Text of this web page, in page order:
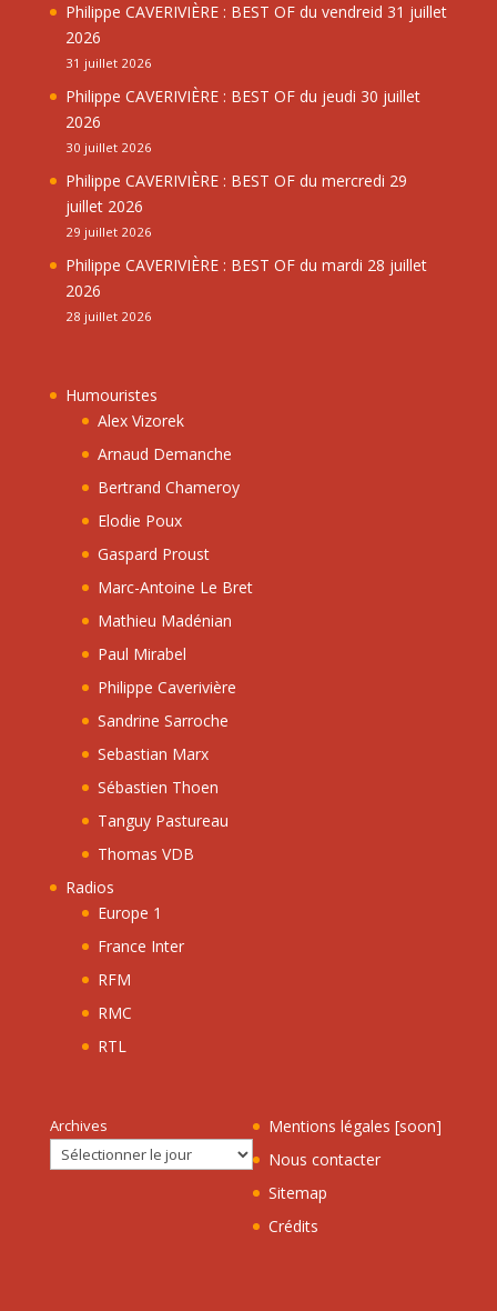
Philippe CAVERIVIÈRE : BEST OF du vendreid 31 juillet
2026
31 juillet 2026
Philippe CAVERIVIÈRE : BEST OF du jeudi 30 juillet
2026
30 juillet 2026
Philippe CAVERIVIÈRE : BEST OF du mercredi 29
juillet 2026
29 juillet 2026
Philippe CAVERIVIÈRE : BEST OF du mardi 28 juillet
2026
28 juillet 2026
Humouristes
Alex Vizorek
Arnaud Demanche
Bertrand Chameroy
Elodie Poux
Gaspard Proust
Marc-Antoine Le Bret
Mathieu Madénian
Paul Mirabel
Philippe Caverivière
Sandrine Sarroche
Sebastian Marx
Sébastien Thoen
Tanguy Pastureau
Thomas VDB
Radios
Europe 1
France Inter
RFM
RMC
RTL
Archives
Mentions légales [soon]
Nous contacter
Sitemap
Crédits